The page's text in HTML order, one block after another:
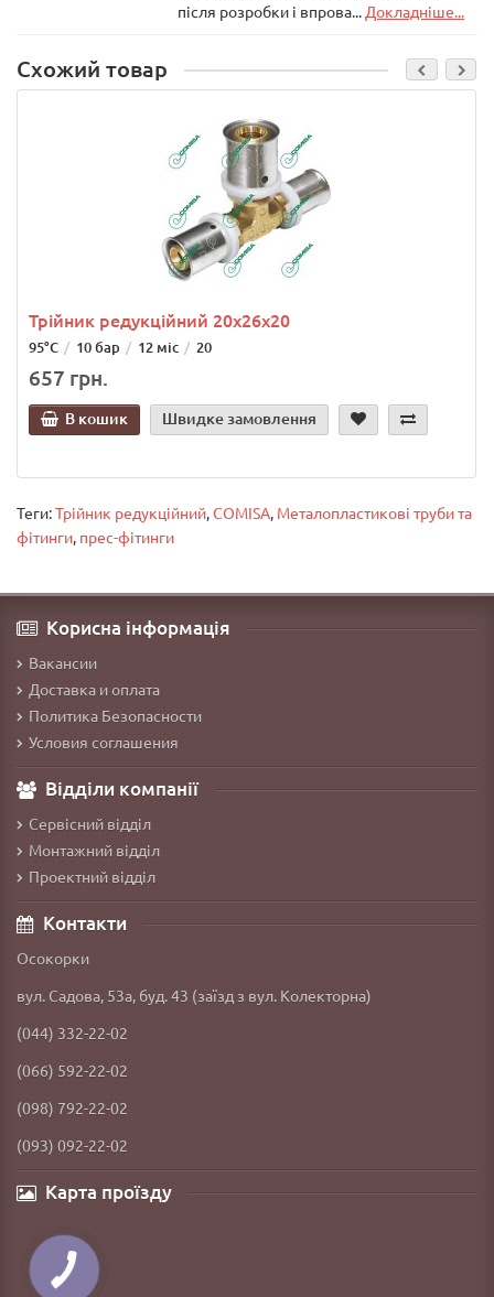
після розробки і впрова... Докладніше...
Схожий товар
Трійник редукційний 20х26х20
95°C 10 бар 12 міс 20
657 грн.
В кошик Швидке замовлення
Теги:Трійник редукційний,COMISA, Металопластикові труби та
фітинги, прес-фітинги
Корисна інформація
Вакансии
Доставка и оплата
Политика Безопасности
Условия соглашения
Відділи компанії
Сервісний відділ
Монтажний відділ
Проектний відділ
Контакти
Осокорки
вул. Садова, 53а, буд. 43 (заїзд з вул. Колекторна)
(044) 332-22-02
(066) 592-22-02
(098) 792-22-02
(093) 092-22-02
Карта проїзду